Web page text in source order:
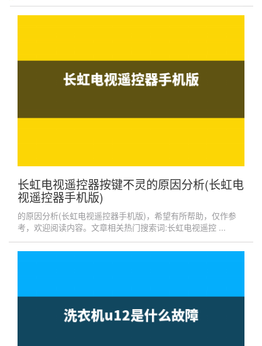
长虹电视遥控器按键不灵的原因分析(长虹电
视遥控器手机版)
的原因分析(长虹电视遥控器手机版)，希望有所帮助，仅作参
考，欢迎阅读内容。文章相关热门搜索词:长虹电视遥控 ...